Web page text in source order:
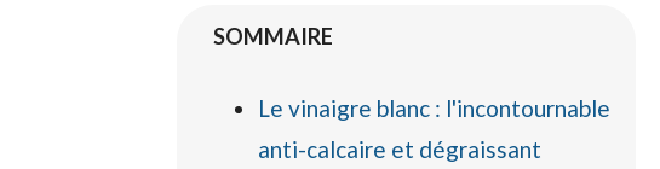
SOMMAIRE
Le vinaigre blanc : l'incontournable
anti-calcaire et dégraissant